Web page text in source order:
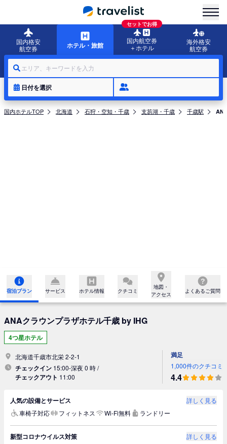
国内格安
航空券
ホテル・旅館
セットでお得
国内航空券
＋ホテル
海外格安
航空券
エリア、キーワードを入力
日付を選択
国内ホテルTOP 北海道 石狩・空知・千歳 支笏湖・千歳 千歳駅
宿泊プラン サービス ホテル情報 クチコミ
地図・
アクセス
よくあるご質問
ANAクラウンプラザホテル千歳 by IHG
4つ星ホテル
北海道千歳市北栄 2-2-1
チェックイン 15:00-深夜 0 時 /
チェックアウト 11:00
満足
1,000件のクチコミ
4.4
人気の設備とサービス
詳しく見る
車椅子対応
フィットネス Wi-Fi無料 ランドリー
新型コロナウイルス対策
詳しく見る